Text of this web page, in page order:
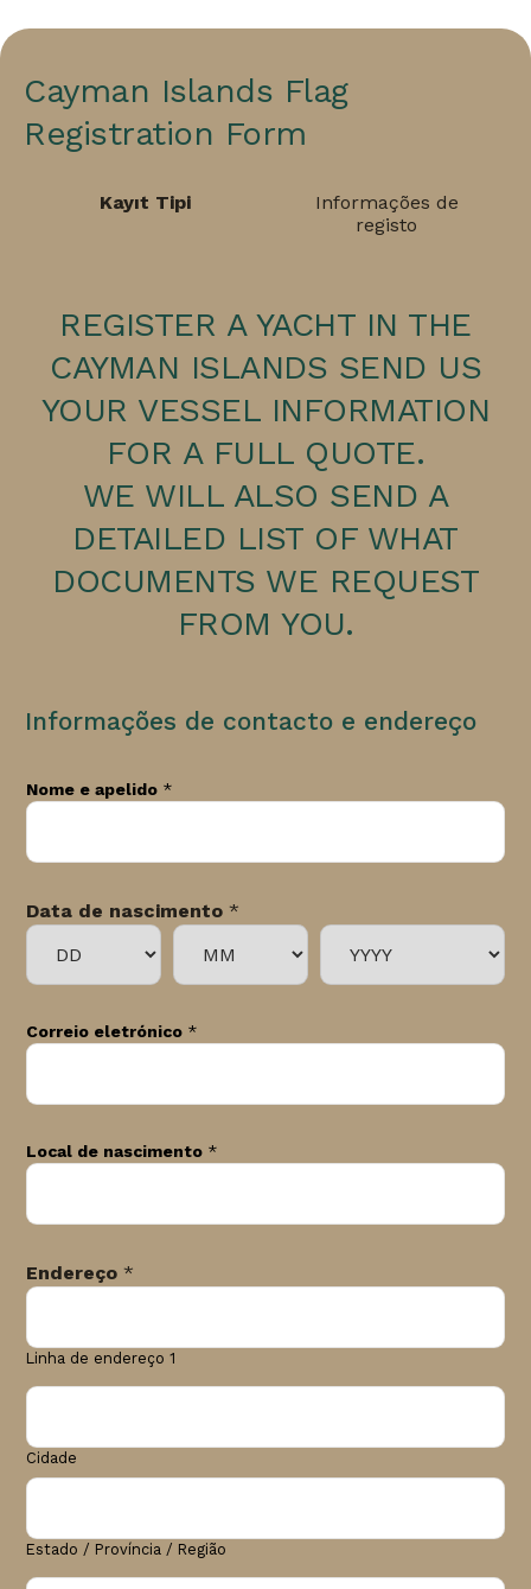
Cayman Islands Flag
Registration Form
Kayıt Tipi
Informações de
registo
REGISTER A YACHT IN THE
CAYMAN ISLANDS SEND US
YOUR VESSEL INFORMATION
FOR A FULL QUOTE.
WE WILL ALSO SEND A
DETAILED LIST OF WHAT
DOCUMENTS WE REQUEST
FROM YOU.
Informações de contacto e endereço
Nome e apelido *
Data de nascimento *
Correio eletrónico *
Local de nascimento *
Endereço *
Linha de endereço 1
Cidade
Estado / Província / Região